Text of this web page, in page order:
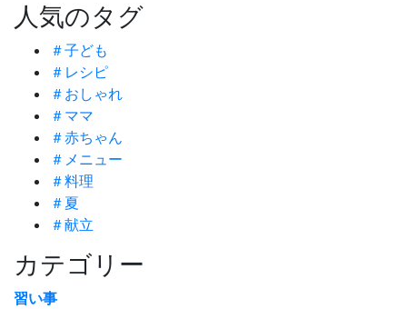
人気のタグ
＃子ども
＃レシピ
＃おしゃれ
＃ママ
＃赤ちゃん
＃メニュー
＃料理
＃夏
＃献立
カテゴリー
習い事